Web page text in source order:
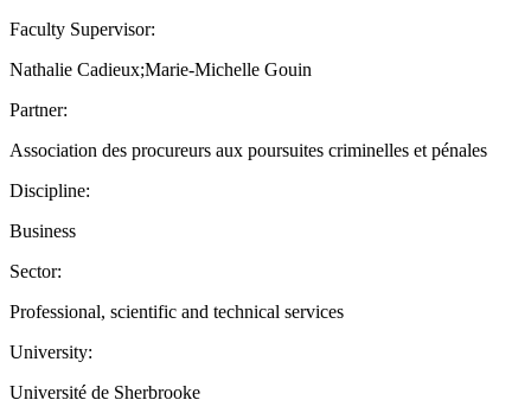
Faculty Supervisor:
Nathalie Cadieux;Marie-Michelle Gouin
Partner:
Association des procureurs aux poursuites criminelles et pénales
Discipline:
Business
Sector:
Professional, scientific and technical services
University:
Université de Sherbrooke